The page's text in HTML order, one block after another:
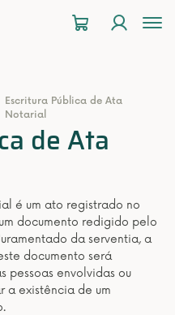
Escritura Pública de Ata
Notarial
de Ata
é um ato registrado no
documento redigido pelo
da serventia, a
documento será
pessoas envolvidas ou
a existência de um